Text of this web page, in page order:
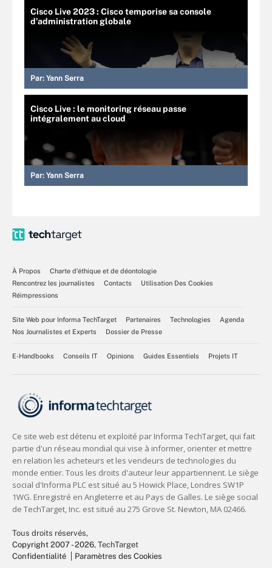
Cisco Live 2023 : Cisco temporise sa console
d’administration globale
Par: Yann Serra
Cisco Live : le monitoring réseau passe
intégralement au cloud
Par: Yann Serra
À Propos
Charte d’éthique et de déontologie
Rencontrez les journalistes
Contacts
Utilisation Des Cookies
Réimpressions
Site Web pour Informa TechTarget Partenaires Technologies
Agenda
Nos Journalistes et Experts
Dossier de Presse
E-Handbooks Conseils IT Opinions Guides Essentiels Projets IT
Tous droits réservés,
Copyright 2007 - 2026, TechTarget
Confidentialité
Paramètres des Cookies